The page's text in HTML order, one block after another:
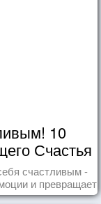
10
Счастья
счастливым -
и превращает